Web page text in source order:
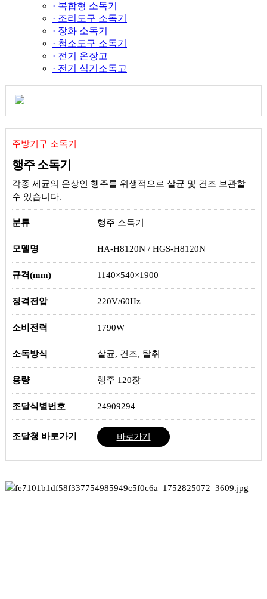
· 복합형 소독기
· 조리도구 소독기
· 장화 소독기
· 청소도구 소독기
· 전기 온장고
· 전기 식기소독고
주방기구 소독기
행주 소독기
각종 세균의 온상인 행주를 위생적으로 살균 및 건조 보관할
수 있습니다.
분류 행주 소독기
모델명 HA-H8120N / HGS-H8120N
규격(mm) 1140×540×1900
정격전압 220V/60Hz
소비전력 1790W
소독방식 살균, 건조, 탈취
용량 행주 120장
조달식별번호 24909294
조달청 바로가기 바로가기